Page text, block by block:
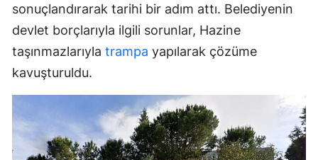
sonuçlandırarak tarihi bir adım attı. Belediyenin
devlet borçlarıyla ilgili sorunlar, Hazine
taşınmazlarıyla trampa yapılarak çözüme
kavuşturuldu.